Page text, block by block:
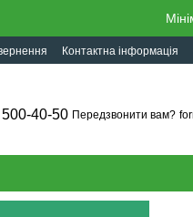
Контактна інформація
40-50 Передзвонити вам?